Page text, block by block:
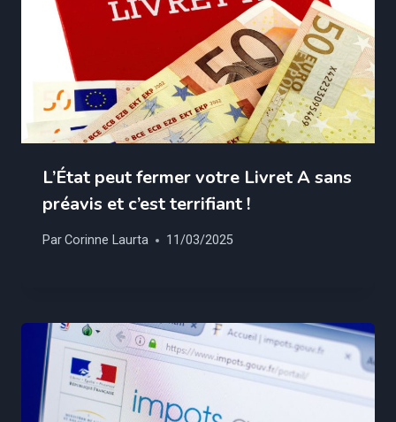
L’État peut fermer votre Livret A sans
préavis et c’est terrifiant !
ParCorinne Laurta 11/03/2025